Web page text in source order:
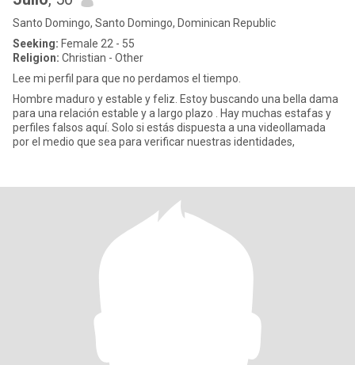
Santo Domingo, Santo Domingo, Dominican Republic
Seeking: Female 22 - 55
Religion: Christian - Other
Lee mi perfil para que no perdamos el tiempo.
Hombre maduro y estable y feliz. Estoy buscando una bella dama
para una relación estable y a largo plazo . Hay muchas estafas y
perfiles falsos aquí. Solo si estás dispuesta a una videollamada
por el medio que sea para verificar nuestras identidades,